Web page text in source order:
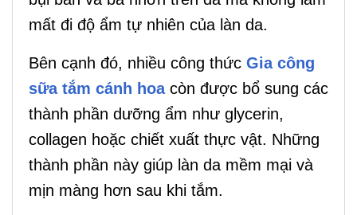
mất đi độ ẩm tự nhiên của làn da.
Bên cạnh đó, nhiều công thức Gia công
sữa tắm cánh hoacòn được bổ sung các
thành phần dưỡng ẩm như glycerin,
collagen hoặc chiết xuất thực vật. Những
thành phần này giúp làn da mềm mại và
mịn màng hơn sau khi tắm.